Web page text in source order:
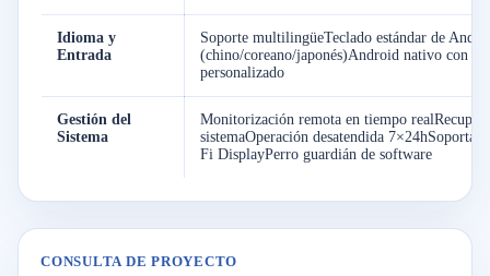
Idioma y
Entrada
Soporte multilingüeTeclado estándar de
(chino/coreano/japonés)Android nativo con
personalizado
Gestión del
Sistema
Monitorización remota en tiempo
sistemaOperación desatendida 7×24hSoporta
Fi DisplayPerro guardián de software
CONSULTA DE PROYECTO